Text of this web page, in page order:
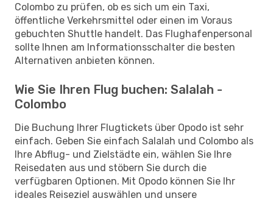
Colombo zu prüfen, ob es sich um ein Taxi,
öffentliche Verkehrsmittel oder einen im Voraus
gebuchten Shuttle handelt. Das Flughafenpersonal
sollte Ihnen am Informationsschalter die besten
Alternativen anbieten können.
Wie Sie Ihren Flug buchen: Salalah -
Colombo
Die Buchung Ihrer Flugtickets über Opodo ist sehr
einfach. Geben Sie einfach Salalah und Colombo als
Ihre Abflug- und Zielstädte ein, wählen Sie Ihre
Reisedaten aus und stöbern Sie durch die
verfügbaren Optionen. Mit Opodo können Sie Ihr
ideales Reiseziel auswählen und unsere